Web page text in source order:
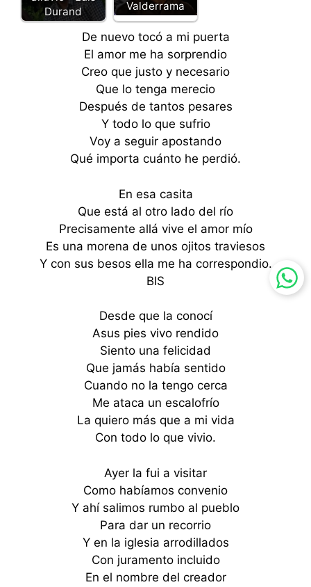
Durand
Valderrama
De nuevo tocó a mi puerta
El amor me ha sorprendio
Creo que justo y necesario
Que lo tenga merecio
Después de tantos pesares
Y todo lo que sufrio
Voy a seguir apostando
Qué importa cuánto he perdió.
En esa casita
Que está al otro lado del río
Precisamente allá vive el amor mío
Es una morena de unos ojitos traviesos
Y con sus besos ella me ha correspondio.
BIS
Desde que la conocí
Asus pies vivo rendido
Siento una felicidad
Que jamás había sentido
Cuando no la tengo cerca
Me ataca un escalofrío
La quiero más que a mi vida
Con todo lo que vivio.
Ayer la fui a visitar
Como habíamos convenio
Y ahí salimos rumbo al pueblo
Para dar un recorrio
Y en la iglesia arrodillados
Con juramento incluido
En el nombre del creador